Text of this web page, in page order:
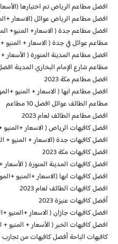
افضل مطاعم الرياض تم اختيارها
افضل مطاعم الرياض عوائل (الاسعار
افضل مطاعم جدة ( الاسعار+ المنيو+
مطاعم عوائل في جدة ( الاسعار + المنيو
افضل مطاعم المدينة المنورة ( الأسعار
مطاعم شارع الإمام البخاري المدينة افضل 10 مطاعم ينصح
افضل مطاعم مكة 2023
افضل مطاعم ابها ( الاسعار + المنيو
مطاعم الطائف عوائل افضل 10 مطاعم
افضل مطاعم الطائف لعام 2023
افضل كافيهات الرياض ( الاسعار +المنيو
افضل كافيهات جدة (الاسعار + المنيو +
افضل كافيهات مكة 2023
افضل كافيهات المدينة المنورة ( الأسعار
افضل كافيهات ابها (الاسعار +المنيو
افضل كافيهات الطائف لعام 2023
أفضل كافيهات عنيزة 2023
افضل كافيهات جازان ( الاسعار +المنيو
افضل كافيهات الخبر ( الأسعار + المنيو +
كافيهات الباحة أفضل كافيهات من